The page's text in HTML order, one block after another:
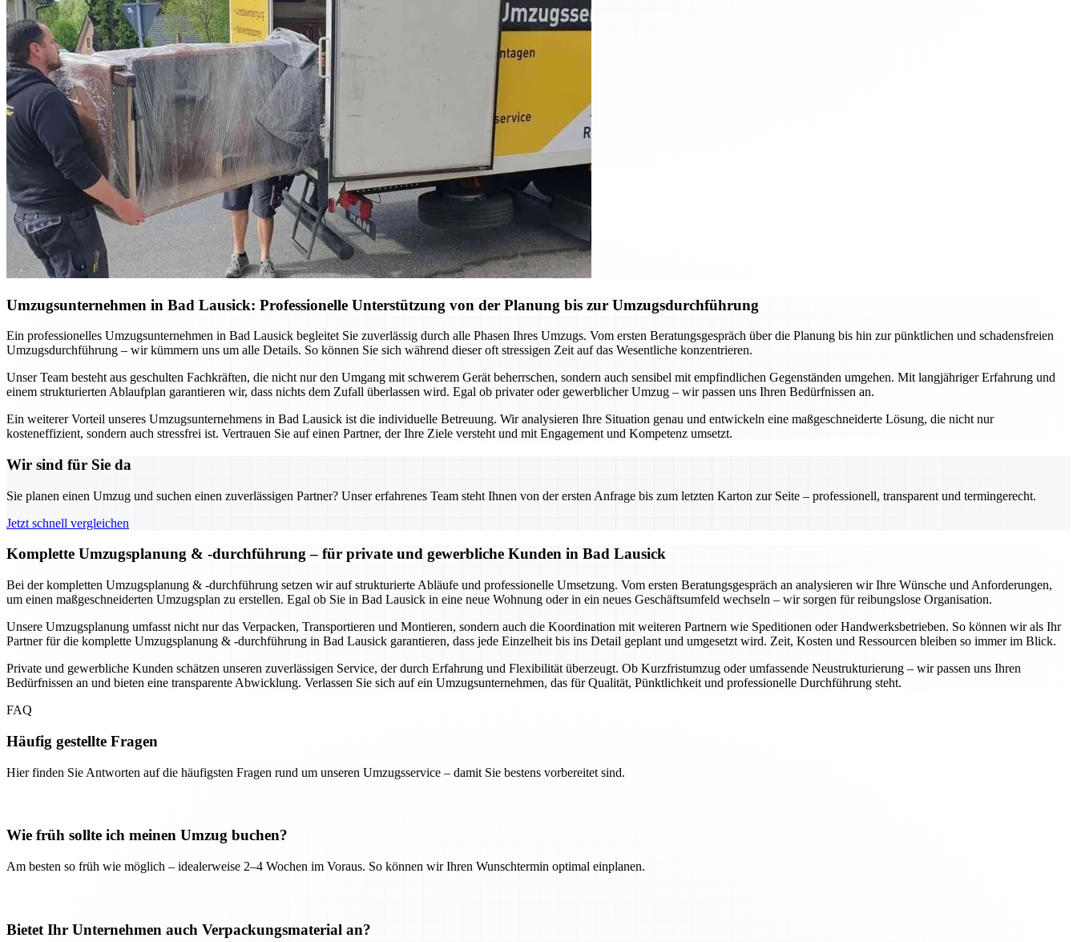
Umzugsunternehmen in Bad Lausick: Professionelle Unterstützung von der Planung bis zur Umzugsdurchführung
Ein professionelles Umzugsunternehmen in Bad Lausick begleitet Sie zuverlässig durch alle Phasen Ihres Umzugs. Vom ersten Beratungsgespräch über die Planung bis hin zur pünktlichen und schadensfreien
Umzugsdurchführung – wir kümmern uns um alle Details. So können Sie sich während dieser oft stressigen Zeit auf das Wesentliche konzentrieren.
Unser Team besteht aus geschulten Fachkräften, die nicht nur den Umgang mit schwerem Gerät beherrschen, sondern auch sensibel mit empfindlichen Gegenständen umgehen. Mit langjähriger Erfahrung und
einem strukturierten Ablaufplan garantieren wir, dass nichts dem Zufall überlassen wird. Egal ob privater oder gewerblicher Umzug – wir passen uns Ihren Bedürfnissen an.
Ein weiterer Vorteil unseres Umzugsunternehmens in Bad Lausick ist die individuelle Betreuung. Wir analysieren Ihre Situation genau und entwickeln eine maßgeschneiderte Lösung, die nicht nur
kosteneffizient, sondern auch stressfrei ist. Vertrauen Sie auf einen Partner, der Ihre Ziele versteht und mit Engagement und Kompetenz umsetzt.
Wir sind für Sie da
Sie planen einen Umzug und suchen einen zuverlässigen Partner? Unser erfahrenes Team steht Ihnen von der ersten Anfrage bis zum letzten Karton zur Seite – professionell, transparent und termingerecht.
Jetzt schnell vergleichen
Komplette Umzugsplanung & -durchführung – für private und gewerbliche Kunden in Bad Lausick
Bei der kompletten Umzugsplanung & -durchführung setzen wir auf strukturierte Abläufe und professionelle Umsetzung. Vom ersten Beratungsgespräch an analysieren wir Ihre Wünsche und Anforderungen,
um einen maßgeschneiderten Umzugsplan zu erstellen. Egal ob Sie in Bad Lausick in eine neue Wohnung oder in ein neues Geschäftsumfeld wechseln – wir sorgen für reibungslose Organisation.
Unsere Umzugsplanung umfasst nicht nur das Verpacken, Transportieren und Montieren, sondern auch die Koordination mit weiteren Partnern wie Speditionen oder Handwerksbetrieben. So können wir als Ihr
Partner für die komplette Umzugsplanung & -durchführung in Bad Lausick garantieren, dass jede Einzelheit bis ins Detail geplant und umgesetzt wird. Zeit, Kosten und Ressourcen bleiben so immer im Blick.
Private und gewerbliche Kunden schätzen unseren zuverlässigen Service, der durch Erfahrung und Flexibilität überzeugt. Ob Kurzfristumzug oder umfassende Neustrukturierung – wir passen uns Ihren
Bedürfnissen an und bieten eine transparente Abwicklung. Verlassen Sie sich auf ein Umzugsunternehmen, das für Qualität, Pünktlichkeit und professionelle Durchführung steht.
FAQ
Häufig gestellte Fragen
Hier finden Sie Antworten auf die häufigsten Fragen rund um unseren Umzugsservice – damit Sie bestens vorbereitet sind.
Wie früh sollte ich meinen Umzug buchen?
Am besten so früh wie möglich – idealerweise 2–4 Wochen im Voraus. So können wir Ihren Wunschtermin optimal einplanen.
Bietet Ihr Unternehmen auch Verpackungsmaterial an?